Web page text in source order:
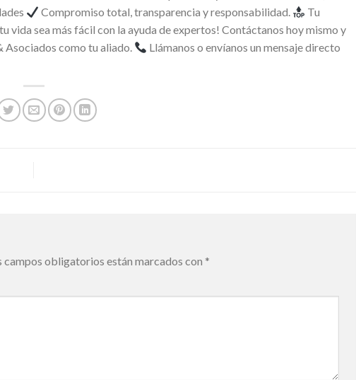
Compromiso total, transparencia y responsabilidad.
Tu
vida sea más fácil con la ayuda de expertos! Contáctanos hoy mismo y
Asociados como tu aliado.
Llámanos o envíanos un mensaje directo
campos obligatorios están marcados con *